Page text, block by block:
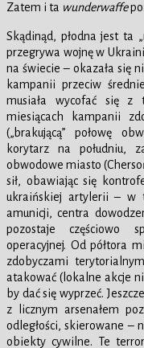
Zatem i ta wunderwaffe
Skądinąd, płodna jest ta
przegrywa wojnę w
na świecie – okazała się
kampanii przeciw
musiała wycofać się z
miesiącach kampanii
(„brakującą” połowę
korytarz na południu,
obwodowe miasto
sił, obawiając się
ukraińskiej artylerii – w
amunicji, centra
pozostaje częściowo
operacyjnej. Od półtora
zdobyczami
atakować (lokalne akcje
by dać się wyprzeć.
z licznym arsenałem
odległości, skierowane –
obiekty cywilne. Te